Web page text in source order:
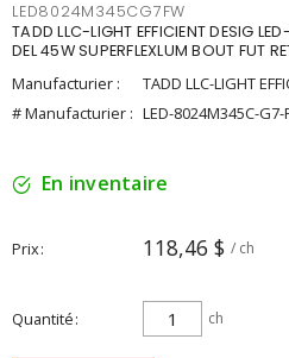
LED8024M345CG7FW
TADD LLC-LIGHT EFFICIENT DESIG
DEL 45W SUPERFLEXLUM BOUT FUT
Manufacturier :
TADD LLC-LIGHT
# Manufacturier : LED-8024M345C-G7-
En inventaire
Prix 118,46 $ / ch
Quantité ch